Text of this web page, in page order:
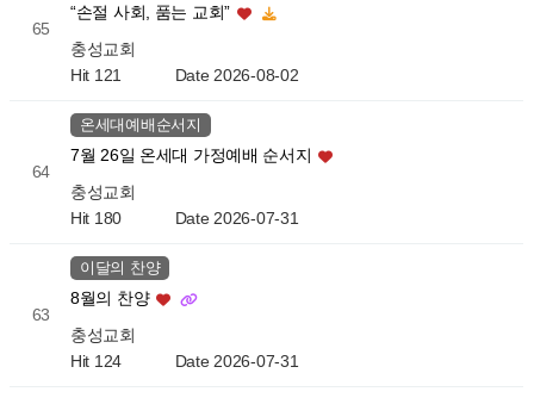
65
“손절 사회, 품는 교회”
충성교회
Hit 121 Date 2026-08-02
64
온세대예배순서지
7월 26일 온세대 가정예배 순서지
충성교회
Hit 180 Date 2026-07-31
63
이달의 찬양
8월의 찬양
충성교회
Hit 124 Date 2026-07-31